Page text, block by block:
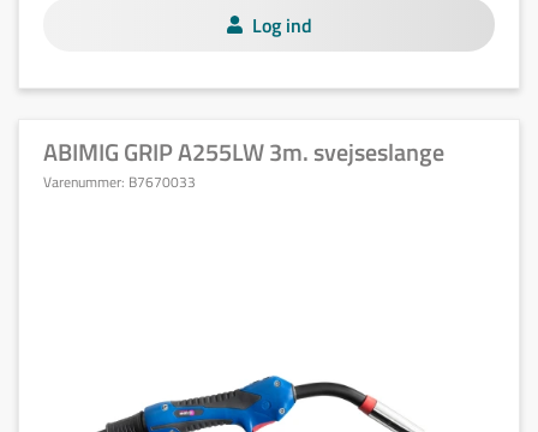
Log ind
ABIMIG GRIP A255LW 3m. svejseslange
Varenummer: B7670033